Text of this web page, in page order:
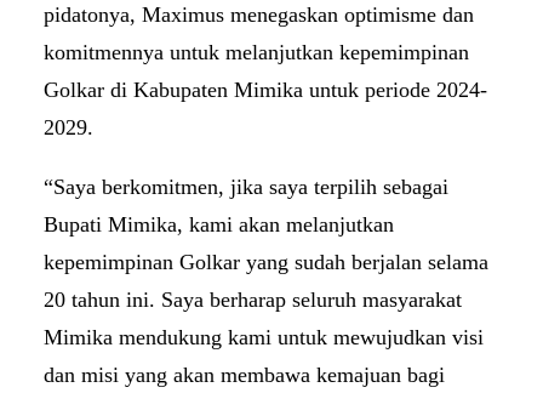
pidatonya, Maximus menegaskan optimisme dan
komitmennya untuk melanjutkan kepemimpinan
Golkar di Kabupaten Mimika untuk periode 2024-
2029.
“Saya berkomitmen, jika saya terpilih sebagai
Bupati Mimika, kami akan melanjutkan
kepemimpinan Golkar yang sudah berjalan selama
20 tahun ini. Saya berharap seluruh masyarakat
Mimika mendukung kami untuk mewujudkan visi
dan misi yang akan membawa kemajuan bagi